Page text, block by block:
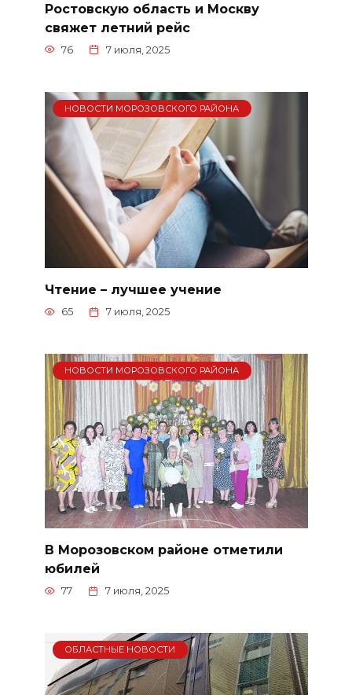
Ростовскую область и Москву
свяжет летний рейс
76 7 июля, 2025
НОВОСТИ МОРОЗОВСКОГО РАЙОНА
Чтение – лучшее учение
65 7 июля, 2025
НОВОСТИ МОРОЗОВСКОГО РАЙОНА
В Морозовском районе отметили
юбилей
77 7 июля, 2025
ОБЛАСТНЫЕ НОВОСТИ